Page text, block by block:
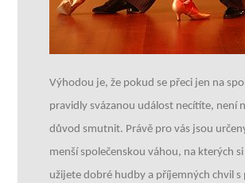
Výhodou je, že pokud se přeci jen na
pravidly svázanou událost necítíte, není
důvod smutnit. Právě pro vás jsou
menší společenskou váhou, na kterých
užijete dobré hudby a příjemných chvil s